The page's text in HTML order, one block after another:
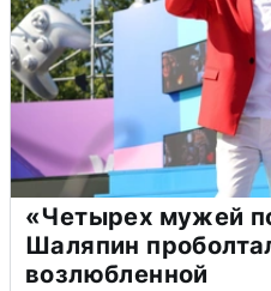
«Четырех мужей
Шаляпин
возлюбленной